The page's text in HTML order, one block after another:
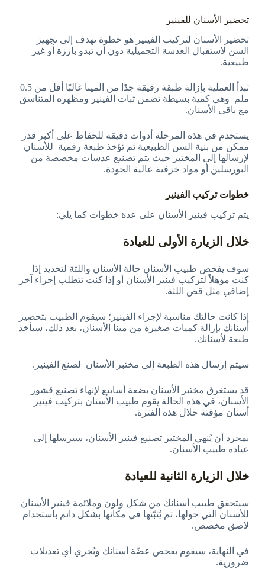
تحضير الأسنان للفينير
تحضير الأسنان لتركيب الفينير هو خطوة تهدف إلى تجهيز
السن لاستقبال العدسة التجميلية دون أن تبدو بارزة أو غير
طبيعية.
تبدأ العملية بإزالة طبقة رقيقة جدًا من المينا غالبًا أقل من 0.5
ملم وهي كمية بسيطة تضمن ثبات الفينير ومظهره المتناسق
مع باقي الأسنان.
يستخدم في هذه المرحلة أدوات دقيقة للحفاظ على أكبر قدر
ممكن من بنية السن الطبيعية ثم تؤخذ طبعة رقمية للأسنان
لإرسالها إلى المختبر حيث يتم تصنيع عدسات مخصصة من
البورسلين أو مواد خزفية عالية الجودة.
خطوات تركيب الفينير
يتم تركيب فينير الأسنان على عدة خطوات كما يلي:
خلال الزيارة الأولى للعيادة
سوف يفحص طبيب الأسنان حالة الأسنان واللثة لتحديد إذا
كنت مؤهلاً لتركيب فينير الأسنان أو إذا كنت تتطلب إجراء آخر
إضافي مثل قص اللثة.
إذا كانت حالتك مناسبة لإجراء الفينير؛ سيقوم الطبيب بتحضير
أسنانك بإزالة كميات صغيرة من مينا الأسنان، بعد ذلك، سيأخذ
طبعة لأسنانك.
سيتم إرسال هذه الطبعة إلى مختبر الأسنان لصنع الفينير.
قد يستغرق مختبر الأسنان بضعة أسابيع لإنهاء تصنيع قشور
الأسنان، في هذه الحالة يقوم طبيب الأسنان بتركيب فينير
أسنان مؤقتة خلال هذه الفترة.
بمجرد أن يُنهي المختبر تصنيع فينير الأسنان، سيرسلها إلى
عيادة طبيب الأسنان.
خلال الزيارة الثانية للعيادة
سيتحقق طبيب أسنانك من شكل ولون وملائمة فينير الأسنان
للأسنان التي حولها، ثم يُثبّتها في مكانها بشكل دائم باستخدام
لاصق مخصص.
في النهاية، سيقوم بفحص عضّة أسنانك ويُجري أي تعديلات
ضرورية.